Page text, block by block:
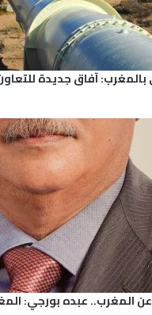
بالمغرب: آفاق جديدة
المغرب.. عبده بورجي: